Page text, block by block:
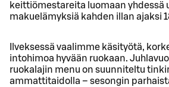
keittiömestareita luomaan yhdessä
makuelämyksiä kahden illan ajaksi
Ilveksessä vaalimme käsityötä,
intohimoa hyvään ruokaan.
ruokalajin menu on suunniteltu
ammattitaidolla – sesongin